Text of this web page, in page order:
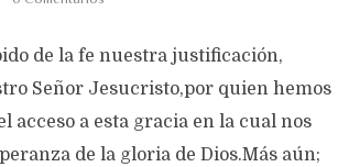
de la fe nuestra justificación,
Señor Jesucristo,por quien hemos
acceso a esta gracia en la cual nos
de la gloria de Dios.Más aún;